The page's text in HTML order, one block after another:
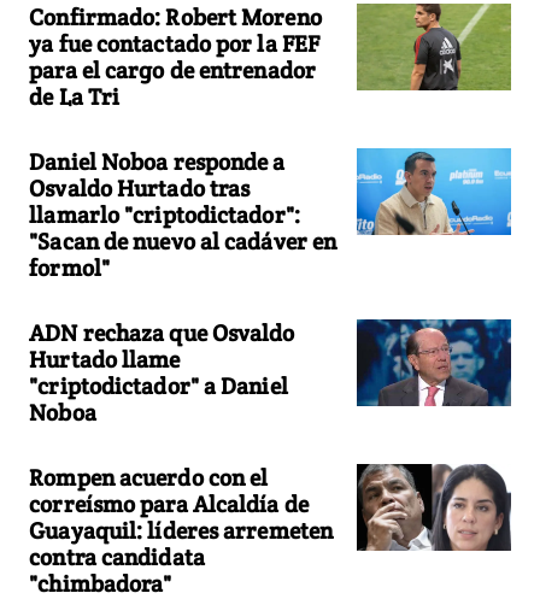
Confirmado: Robert Moreno
ya fue contactado por la FEF
para el cargo de entrenador
de La Tri
Daniel Noboa responde a
Osvaldo Hurtado tras
llamarlo "criptodictador":
"Sacan de nuevo al cadáver en
formol"
ADN rechaza que Osvaldo
Hurtado llame
"criptodictador" a Daniel
Noboa
Rompen acuerdo con el
correísmo para Alcaldía de
Guayaquil: líderes arremeten
contra candidata
"chimbadora"